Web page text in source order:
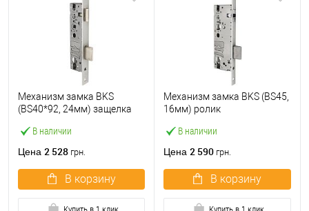
В наличии
Механизм замка BKS
(BS40*92, 24мм) защелка
Цена 2 528 грн.
В корзину
В наличии
Механизм замка BKS (BS45,
16мм) ролик
Цена 2 590 грн.
В корзину